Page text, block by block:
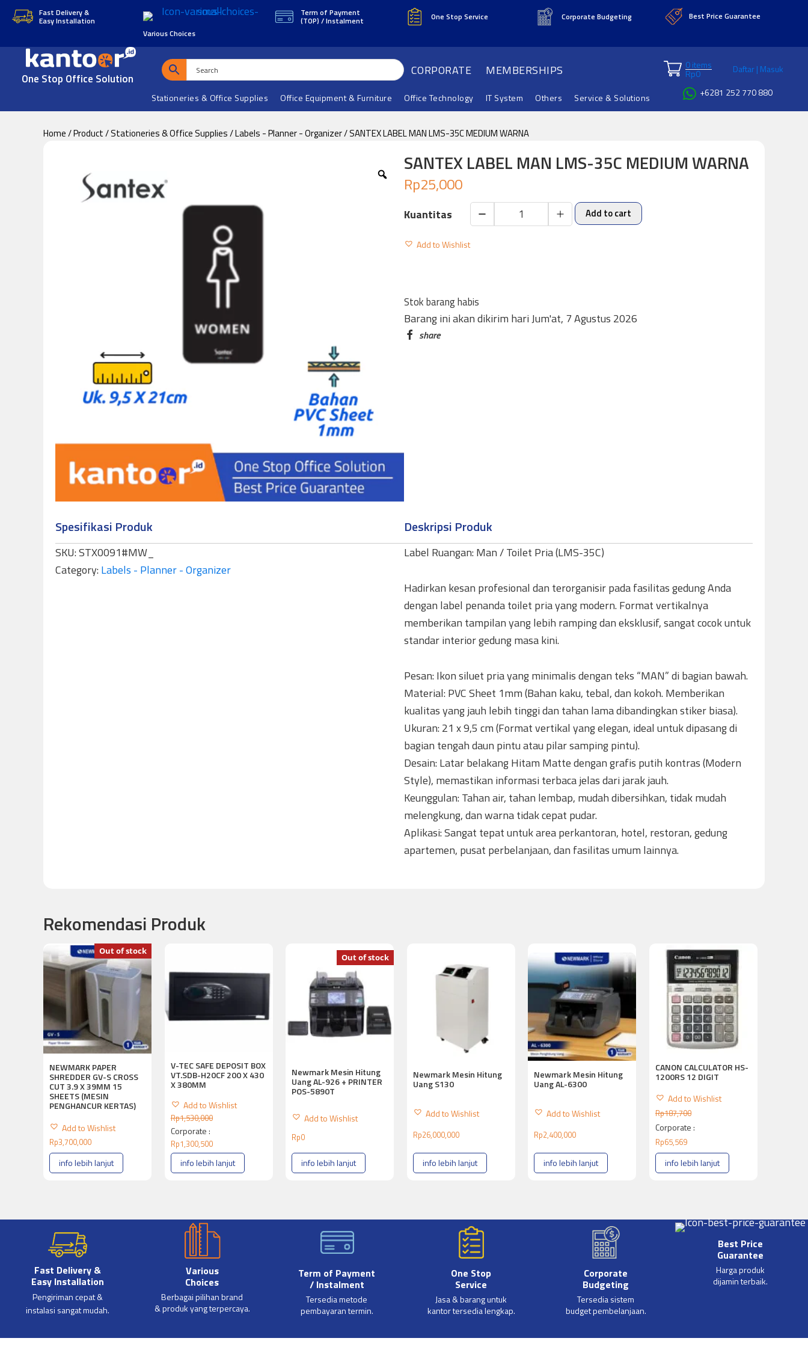
Skip
main
content
Skip
footer
Fast Delivery &
Easy Installation
Various Choices
Term of Payment
(TOP) / Instalment One Stop Service Corporate Budgeting Best Price Guarantee
One Stop Office Solution
CORPORATE MEMBERSHIPS
Stationeries & Office Supplies Office Equipment & Furniture Office Technology IT System Others Service & Solutions
0 items
Rp0
Daftar | Masuk
+6281 252 770 880
Home/Product/Stationeries & Office Supplies/Labels - Planner - Organizer/ SANTEX LABEL MAN LMS-35C MEDIUM WARNA
SANTEX LABEL MAN LMS-35C MEDIUM WARNA
Stok barang habis
Rp25,000
SANTEX
LABEL
MEDIUM
WARNA
quantity
Add to cart
Add to Wishlist
Barang ini akan dikirim hari Jum'at, 7 Agustus 2026
Spesifikasi Produk
SKU:STX0091#MW_
Category: Labels - Planner - Organizer
Deskripsi Produk
Label Ruangan: Man / Toilet Pria (LMS-35C)
​Hadirkan kesan profesional dan terorganisir pada fasilitas gedung Anda
dengan label penanda toilet pria yang modern. Format vertikalnya
memberikan tampilan yang lebih ramping dan eksklusif, sangat cocok untuk
standar interior gedung masa kini.
​Pesan: Ikon siluet pria yang minimalis dengan teks “MAN” di bagian bawah.
Material: PVC Sheet 1mm (Bahan kaku, tebal, dan kokoh. Memberikan
kualitas yang jauh lebih tinggi dan tahan lama dibandingkan stiker biasa).
​Ukuran: 21 x 9,5 cm (Format vertikal yang elegan, ideal untuk dipasang di
bagian tengah daun pintu atau pilar samping pintu).
​Desain: Latar belakang Hitam Matte dengan grafis putih kontras (Modern
Style), memastikan informasi terbaca jelas dari jarak jauh.
​Keunggulan: Tahan air, tahan lembap, mudah dibersihkan, tidak mudah
melengkung, dan warna tidak cepat pudar.
​Aplikasi: Sangat tepat untuk area perkantoran, hotel, restoran, gedung
apartemen, pusat perbelanjaan, dan fasilitas umum lainnya.
Rekomendasi Produk
NEWMARK PAPER
SHREDDER GV-S CROSS
CUT 3.9 X 39MM 15
SHEETS (MESIN
PENGHANCUR KERTAS)
Add to Wishlist
Out of stock
Rp3,700,000
info lebih lanjut
V-TEC SAFE DEPOSIT BOX
VT.SDB-H20CF 200 X 430
X 380MM
Add to Wishlist
Rp1,530,000
Corporate :
Rp1,300,500
info lebih lanjut
Out of stock
Newmark Mesin Hitung
Uang AL-926 + PRINTER
POS-5890T
Add to Wishlist
Rp0
info lebih lanjut
Newmark Mesin Hitung
Uang S130
Add to Wishlist
Rp26,000,000
info lebih lanjut
Newmark Mesin Hitung
Uang AL-6300
Add to Wishlist
Rp2,400,000
info lebih lanjut
CANON CALCULATOR HS-
1200RS 12 DIGIT
Add to Wishlist
Rp187,700
Corporate :
Rp65,569
info lebih lanjut
Fast Delivery &
Easy Installation
Pengiriman cepat &
instalasi sangat mudah.
Various
Choices
Berbagai pilihan brand
& produk yang terpercaya.
Term of Payment
/ Instalment
Tersedia metode
pembayaran termin.
One Stop
Service
Jasa & barang untuk
kantor tersedia lengkap.
Corporate
Budgeting
Tersedia sistem
budget pembelanjaan.
Best Price
Guarantee
Harga produk
dijamin terbaik.